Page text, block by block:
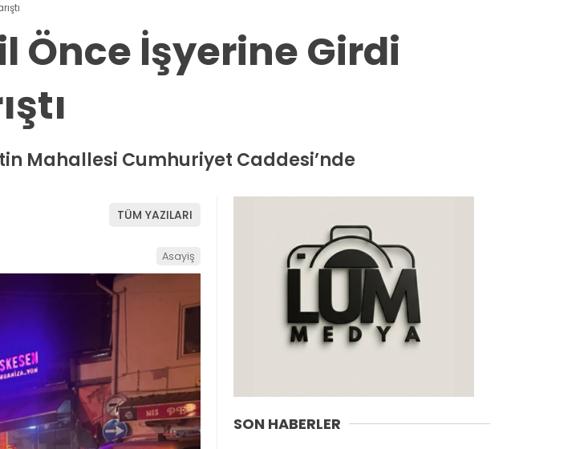
Genel
Künye
Önce İşyerine Girdi
Mahallesi Cumhuriyet Caddesi’nde
TÜM YAZILARI
Asayiş
SON HABERLER